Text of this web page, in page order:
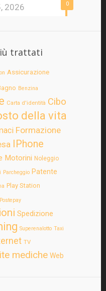
0
2026
trattati
Assicurazione
Benzina
Carta d'identità Cibo
della vita
Formazione
IPhone
Motorini Noleggio
Parcheggio Patente
Play Station
Postepay
Spedizione
Superenalotto Taxi
TV
mediche Web